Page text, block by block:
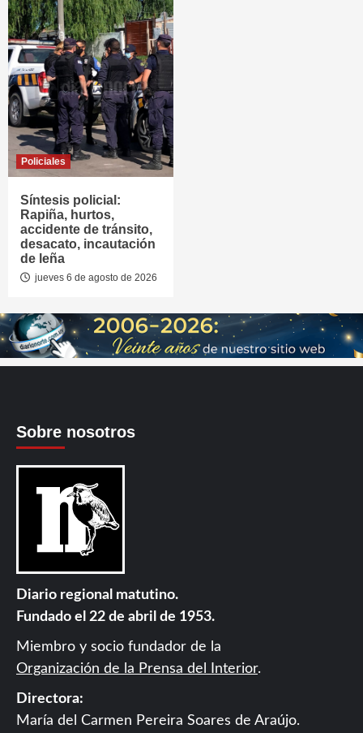
Policiales
Síntesis policial:
Rapiña, hurtos,
accidente de tránsito,
desacato, incautación
de leña
jueves 6 de agosto de 2026
Sobre nosotros
Diario regional matutino.
Fundado el 22 de abril de 1953.
Miembro y socio fundador de la
Organización de la Prensa del Interior.
Directora:
María del Carmen Pereira Soares de Araújo.